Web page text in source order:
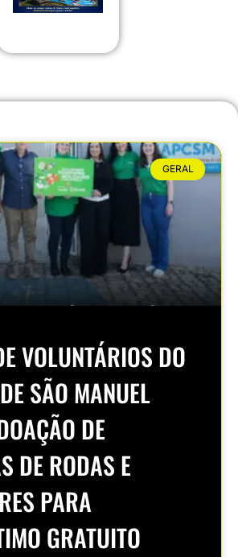
GERAL
VOLUNTÁRIOS DO
SÃO MANUEL
DE
DE RODAS E
PARA
GRATUITO